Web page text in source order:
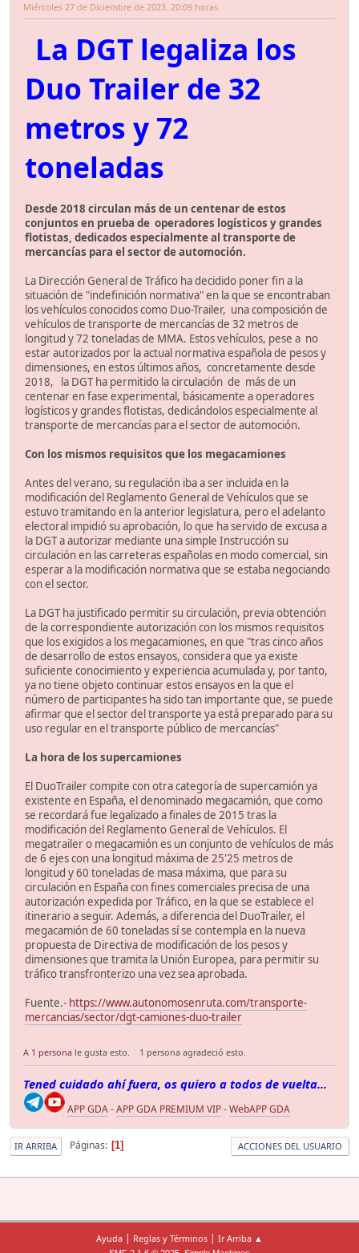
Miércoles 27 de Diciembre de 2023. 20:09 horas.
La DGT legaliza los
Duo Trailer de 32
metros y 72
toneladas
Desde 2018 circulan más de un centenar de estos
conjuntos en prueba de operadores logísticos y grandes
flotistas, dedicados especialmente al transporte de
mercancías para el sector de automoción.
La Dirección General de Tráfico ha decidido poner fin a la
situación de "indefinición normativa" en la que se encontraban
los vehículos conocidos como Duo-Trailer, una composición de
vehículos de transporte de mercancías de 32 metros de
longitud y 72 toneladas de MMA. Estos vehículos, pese a no
estar autorizados por la actual normativa española de pesos y
dimensiones, en estos últimos años, concretamente desde
2018, la DGT ha permitido la circulación de más de un
centenar en fase experimental, básicamente a operadores
logísticos y grandes flotistas, dedicándolos especialmente al
transporte de mercancías para el sector de automoción.
Con los mismos requisitos que los megacamiones
Antes del verano, su regulación iba a ser incluida en la
modificación del Reglamento General de Vehículos que se
estuvo tramitando en la anterior legislatura, pero el adelanto
electoral impidió su aprobación, lo que ha servido de excusa a
la DGT a autorizar mediante una simple Instrucción su
circulación en las carreteras españolas en modo comercial, sin
esperar a la modificación normativa que se estaba negociando
con el sector.
La DGT ha justificado permitir su circulación, previa obtención
de la correspondiente autorización con los mismos requisitos
que los exigidos a los megacamiones, en que "tras cinco años
de desarrollo de estos ensayos, considera que ya existe
suficiente conocimiento y experiencia acumulada y, por tanto,
ya no tiene objeto continuar estos ensayos en la que el
número de participantes ha sido tan importante que, se puede
afirmar que el sector del transporte ya está preparado para su
uso regular en el transporte público de mercancías"
La hora de los supercamiones
El DuoTrailer compite con otra categoría de supercamión ya
existente en España, el denominado megacamión, que como
se recordará fue legalizado a finales de 2015 tras la
modificación del Reglamento General de Vehículos. El
megatrailer o megacamión es un conjunto de vehículos de más
de 6 ejes con una longitud máxima de 25'25 metros de
longitud y 60 toneladas de masa máxima, que para su
circulación en España con fines comerciales precisa de una
autorización expedida por Tráfico, en la que se establece el
itinerario a seguir. Además, a diferencia del DuoTrailer, el
megacamión de 60 toneladas sí se contempla en la nueva
propuesta de Directiva de modificación de los pesos y
dimensiones que tramita la Unión Europea, para permitir su
tráfico transfronterizo una vez sea aprobada.
Fuente.- https://www.autonomosenruta.com/transporte-
mercancias/sector/dgt-camiones-duo-trailer
A 1 persona le gusta esto. 1 persona agradeció esto.
Tened cuidado ahí fuera, os quiero a todos de vuelta...
APP GDA-APP GDA PREMIUM VIP-WebAPP GDA
IR ARRIBA Páginas 1 ACCIONES DEL USUARIO
Ayuda | Reglas y Términos | Ir Arriba ▲